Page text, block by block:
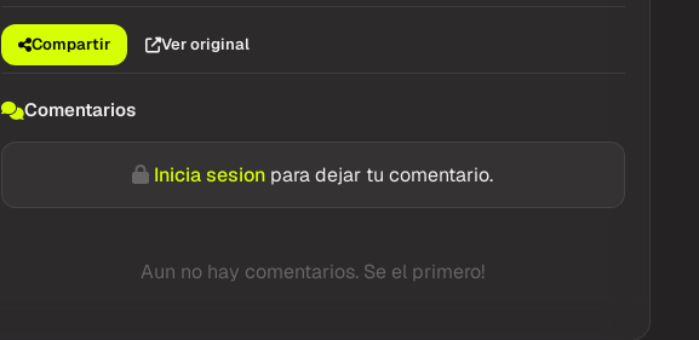
Compartir Ver original
Comentarios
Inicia sesion para dejar tu comentario.
Aun no hay comentarios. Se el primero!